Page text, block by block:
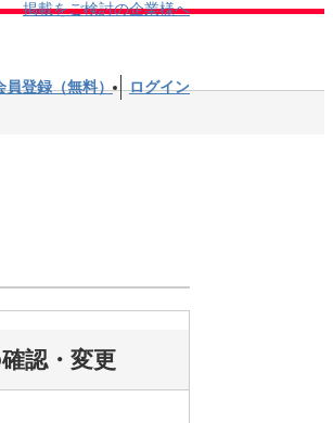
掲載をご検討の企業様へ
員登録（無料） ログイン
認・変更